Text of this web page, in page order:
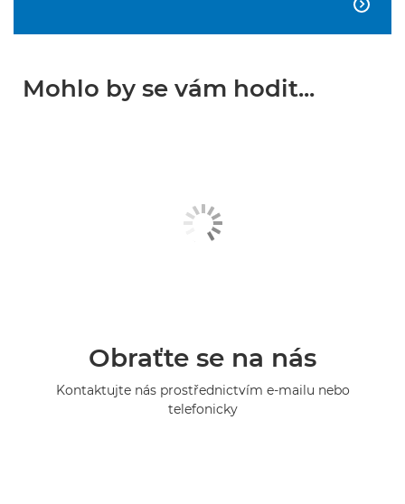

Mohlo by se vám hodit...
Obraťte se na nás
Kontaktujte nás prostřednictvím e-mailu nebo
telefonicky